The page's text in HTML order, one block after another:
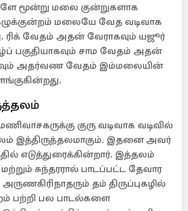
மூன்று மலை குன்றுகளாக
மலையே வேத வடிவாக
ரிக் வேதம் அதன் வேராகவும் யஜூர்
பகுதியாகவும் சாம வேதம் அதன்
அதர்வண வேதம் இம்மலையின்
குரு வடிவாக வடிவில்
இத்திருத்தலமாகும். இதனை அவர்
எடுத்துரைக்கின்றார். இத்தலம்
சுந்தரரால் பாடப்பட்ட தேவார
தம் திருப்புகழில்
பற்றி பல பாடல்களை